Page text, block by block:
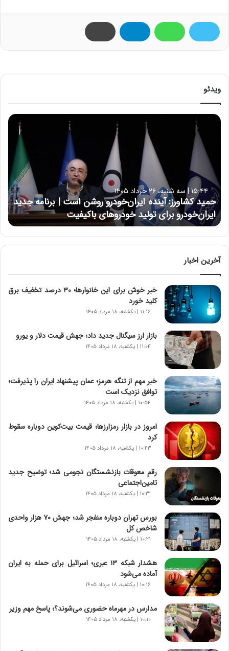
ویدئو
ح
ش
ا
و
ر
ز
:
آ
ی
ن
ه
ا
ی
ا
ن‌
و
د
ر
و
و
ش
ن
س
ت
|
ر
ن
ا
م
ه
ج
د
ی
د
ا
ر
ا
ن‌
خ
۱۵:۴۴ | سه شنبه، ۲۶ خرداد ۱۴۰۵
حمید کشاورز: آینده ایران‌خودرو روشن است | برنامه جدید
ایران‌خودرو برای تولید خودروهای باکیفیت
آخرین اخبار
خبر خوش برای این خانوارها؛ ۳۰ درصد تخفیف برق
کلید خورد
۱۱:۱۶ | یکشنبه، ۱۸ مرداد ۱۴۰۵
بازار ارز سیگنال جدید داد؛ جهش قیمت دلار و یورو
۱۱:۰۴ | یکشنبه، ۱۸ مرداد ۱۴۰۵
خبر مهم از تنگه هرمز؛ عمان پیشنهاد ایران را پذیرفت؛
توافق نزدیک است
۱۰:۵۴ | یکشنبه، ۱۸ مرداد ۱۴۰۵
امروز در بازار رمزارزها؛ قیمت بیت‌کوین دوباره سقوط
کرد
۱۰:۴۳ | یکشنبه، ۱۸ مرداد ۱۴۰۵
رقم معوقات بازنشستگان نجومی شد؛ توضیح جدید
تامین‌اجتماعی
۱۰:۳۱ | یکشنبه، ۱۸ مرداد ۱۴۰۵
بورس تهران دوباره منفجر شد؛ جهش ۷۰ هزار واحدی
شاخص کل
۱۰:۲۱ | یکشنبه، ۱۸ مرداد ۱۴۰۵
هشدار شبکه ۱۳ عبری؛ اسرائیل برای حمله به ایران
آماده می‌شود
۱۰:۱۶ | یکشنبه، ۱۸ مرداد ۱۴۰۵
مدارس در مهرماه حضوری می‌شوند؟؛ پاسخ مهم وزیر
۱۰:۱۰ | یکشنبه، ۱۸ مرداد ۱۴۰۵